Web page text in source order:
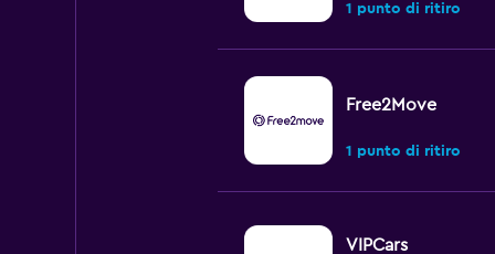
1 punto di ritiro
Free2Move
1 punto di ritiro
VIPCars